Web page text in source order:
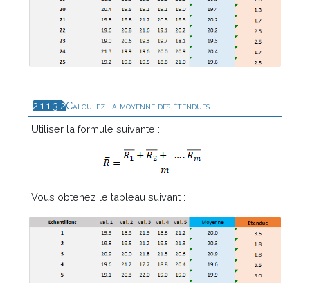
Calculez la moyenne des étendues
Utiliser la formule suivante :
Vous obtenez le tableau suivant :